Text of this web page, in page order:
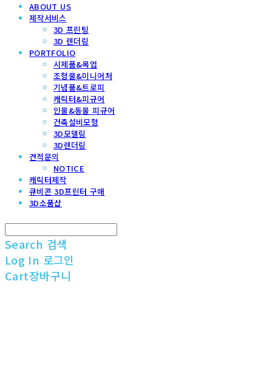
ABOUT US
제작서비스
3D 프린팅
3D 렌더링
PORTFOLIO
시제품&목업
조형물&미니어처
기념품&트로피
캐릭터&피규어
인물&동물 피규어
건축설비모형
3D모델링
3D렌더링
견적문의
NOTICE
캐릭터제작
큐비콘 3D프린터 구매
3D소품샵
Search 검색
Log In 로그인
Cart장바구니